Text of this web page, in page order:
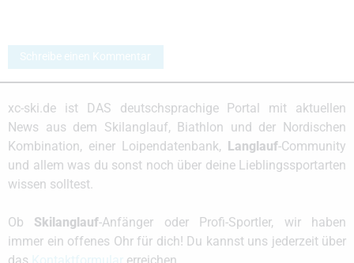
Schreibe einen Kommentar
xc-ski.de ist DAS deutschsprachige Portal mit aktuellen
News aus dem Skilanglauf, Biathlon und der Nordischen
Kombination, einer Loipendatenbank,
Langlauf-Community
und allem was du sonst noch über deine Lieblingssportarten
wissen solltest.
Ob Skilanglauf-Anfänger oder Profi-Sportler, wir haben
immer ein offenes Ohr für dich! Du kannst uns jederzeit über